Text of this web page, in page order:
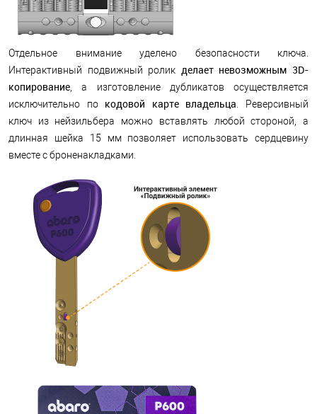
Отдельное внимание уделено безопасности ключа.
Интерактивный подвижный ролик делает невозможным 3D-
копирование , а изготовление дубликатов осуществляется
исключительно по кодовой карте владельца . Реверсивный
ключ из нейзильбера можно вставлять любой стороной, а
длинная шейка 15 мм позволяет использовать сердцевину
вместе с броненакладками.